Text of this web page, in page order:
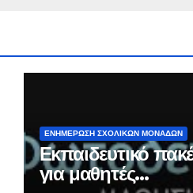
ΕΝΗΜΕΡΩΣΗ ΣΧΟΛΙΚΩΝ ΜΟΝΑΔΩΝ
Εκπαιδευτικό
για μαθητές